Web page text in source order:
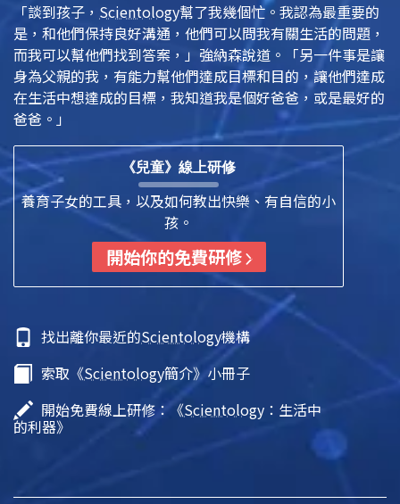
「談到孩子， Scientology幫了我幾個忙。我認為最重要的
是，和他們保持良好溝通，他們可以問我有關生活的問題，
而我可以幫他們找到答案，」強納森說道。「另一件事是讓
身為父親的我，有能力幫他們達成目標和目的，讓他們達成
在生活中想達成的目標，我知道我是個好爸爸，或是最好的
爸爸。」
《兒童》線上研修
養育子女的工具，以及如何教出快樂、有自信的小
孩。
開始你的免費研修
找出離你最近的Scientology機構
索取《Scientology簡介》小冊子
開始免費線上研修：《Scientology ：生活中
的利器》